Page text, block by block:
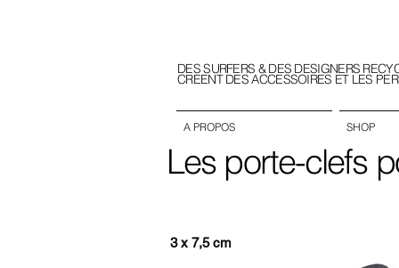
DES SURFERS & DES DESIGNERS
CREENT DES ACCESSOIRES ET LES
A PROPOS SHOP
3 x 7,5 cm
Les porte-clefs